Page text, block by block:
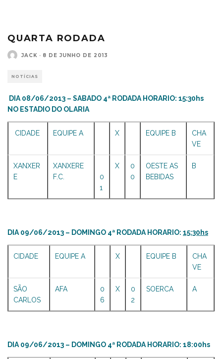
QUARTA RODADA
JACK · 8 DE JUNHO DE 2013
NOTÍCIAS
DIA 08/06/2013 – SABADO 4ª RODADA HORARIO: 15:30hs
NO ESTADIO DO OLARIA
CIDADE EQUIPE A X EQUIPE B
CHA
VE
XANXER
E
XANXERE
F.C.
0
1
X
0
0
OESTE AS
BEBIDAS
B
DIA 09/06/2013 – DOMINGO 4ª RODADA HORARIO: 15:30hs
CIDADE EQUIPE A X EQUIPE B
CHA
VE
SÃO
CARLOS
AFA
0
6
X
0
2
SOERCA A
DIA 09/06/2013 – DOMINGO 4ª RODADA HORARIO: 18:00hs